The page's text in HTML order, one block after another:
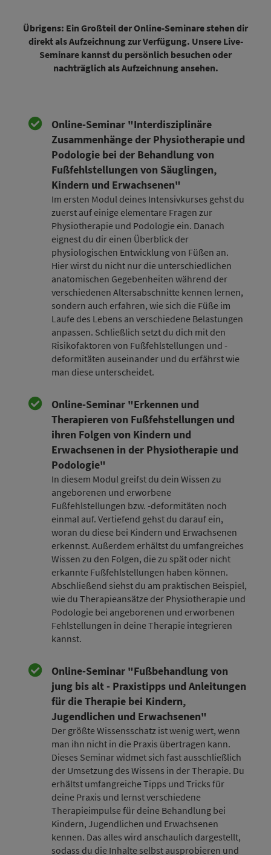
Übrigens: Ein Großteil der Online-Seminare stehen dir
direkt als Aufzeichnung zur Verfügung. Unsere Live-
Seminare kannst du persönlich besuchen oder
nachträglich als Aufzeichnung ansehen.
Online-Seminar "Interdisziplinäre
Zusammenhänge der Physiotherapie und
Podologie bei der Behandlung von
Fußfehlstellungen von Säuglingen,
Kindern und Erwachsenen"
Im ersten Modul deines Intensivkurses gehst du
zuerst auf einige elementare Fragen zur
Physiotherapie und Podologie ein. Danach
eignest du dir einen Überblick der
physiologischen Entwicklung von Füßen an.
Hier wirst du nicht nur die unterschiedlichen
anatomischen Gegebenheiten während der
verschiedenen Altersabschnitte kennen lernen,
sondern auch erfahren, wie sich die Füße im
Laufe des Lebens an verschiedene Belastungen
anpassen. Schließlich setzt du dich mit den
Risikofaktoren von Fußfehlstellungen und -
deformitäten auseinander und du erfährst wie
man diese unterscheidet.
Online-Seminar "Erkennen und
Therapieren von Fußfehstellungen und
ihren Folgen von Kindern und
Erwachsenen in der Physiotherapie und
Podologie"
In diesem Modul greifst du dein Wissen zu
angeborenen und erworbene
Fußfehlstellungen bzw. -deformitäten noch
einmal auf. Vertiefend gehst du darauf ein,
woran du diese bei Kindern und Erwachsenen
erkennst. Außerdem erhältst du umfangreiches
Wissen zu den Folgen, die zu spät oder nicht
erkannte Fußfehlstellungen haben können.
Abschließend siehst du am praktischen Beispiel,
wie du Therapieansätze der Physiotherapie und
Podologie bei angeborenen und erworbenen
Fehlstellungen in deine Therapie integrieren
kannst.
Online-Seminar "Fußbehandlung von
jung bis alt - Praxistipps und Anleitungen
für die Therapie bei Kindern,
Jugendlichen und Erwachsenen"
Der größte Wissensschatz ist wenig wert, wenn
man ihn nicht in die Praxis übertragen kann.
Dieses Seminar widmet sich fast ausschließlich
der Umsetzung des Wissens in der Therapie. Du
erhältst umfangreiche Tipps und Tricks für
deine Praxis und lernst verschiedene
Therapieimpulse für deine Behandlung bei
Kindern, Jugendlichen und Erwachsenen
kennen. Das alles wird anschaulich dargestellt,
sodass du die Inhalte selbst ausprobieren und